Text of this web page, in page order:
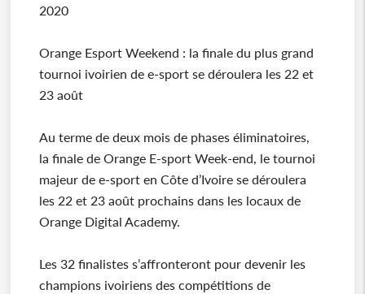
2020
Orange Esport Weekend : la finale du plus grand
tournoi ivoirien de e-sport se déroulera les 22 et
23 août
Au terme de deux mois de phases éliminatoires,
la finale de Orange E-sport Week-end, le tournoi
majeur de e-sport en Côte d’Ivoire se déroulera
les 22 et 23 août prochains dans les locaux de
Orange Digital Academy.
Les 32 finalistes s’affronteront pour devenir les
champions ivoiriens des compétitions de